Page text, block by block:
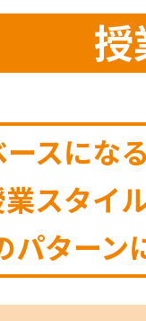
授
スになる
スタイ
パターン